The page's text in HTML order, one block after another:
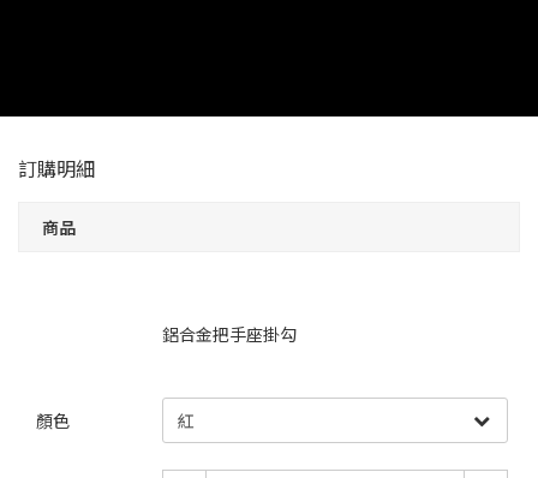
訂購明細
商品
鋁合金把手座掛勾
顏色